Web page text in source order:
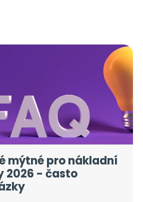
mýtné pro nákladní
2026 - často